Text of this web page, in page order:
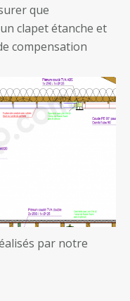
que
clapet étanche et
compensation
par notre